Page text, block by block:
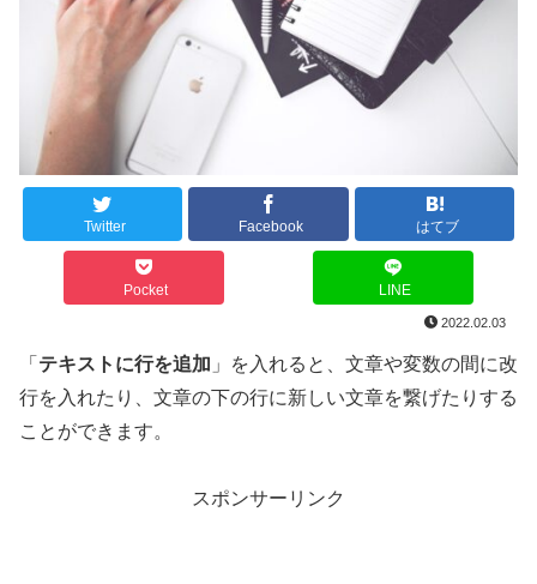
Twitter Facebook はてブ
Pocket LINE
2022.02.03
「 テキストに行を追加 」を入れると、文章や変数の間に改
行を入れたり、文章の下の行に新しい文章を繋げたりする
ことができます。
スポンサーリンク